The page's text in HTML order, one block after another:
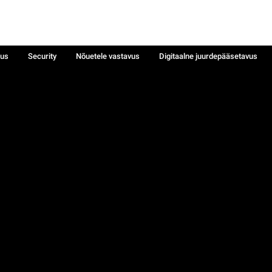
Security Nõuetele vastavus
Digitaalne juurdepääsetavus